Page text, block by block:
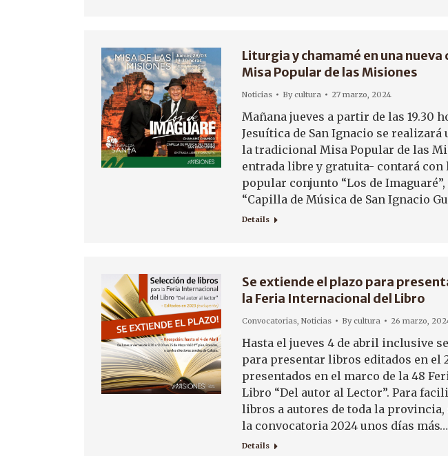
Liturgia y chamamé en una nueva
Misa Popular de las Misiones
Noticias Bycultura 27 marzo, 2024
Mañana jueves a partir de las 19.30
Jesuítica de San Ignacio se realizará
la tradicional Misa Popular de las
entrada libre y gratuita- contará
popular conjunto “Los de
“Capilla de Música de San Ignacio
Details
Se extiende el plazo para
la Feria Internacional del Libro
Convocatorias, Noticias Bycultura 26 marzo,
Hasta el jueves 4 de abril inclusive
para presentar libros editados en el
presentados en el marco de la 48
Libro “Del autor al Lector”. Para
libros a autores de toda la
la convocatoria 2024 unos días más…
Details